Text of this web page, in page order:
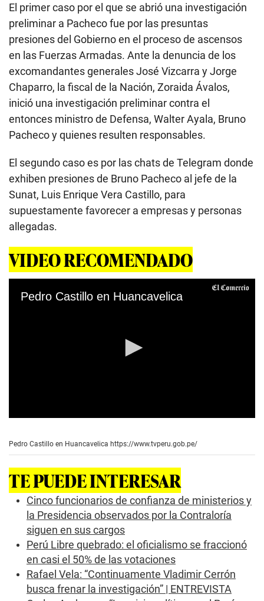
El primer caso por el que se abrió una investigación
preliminar a Pacheco fue por las presuntas
presiones del Gobierno en el proceso de ascensos
en las Fuerzas Armadas. Ante la denuncia de los
excomandantes generales José Vizcarra y Jorge
Chaparro, la fiscal de la Nación, Zoraida Ávalos,
inició una investigación preliminar contra el
entonces ministro de Defensa, Walter Ayala, Bruno
Pacheco y quienes resulten responsables.
El segundo caso es por las chats de Telegram donde
exhiben presiones de Bruno Pacheco al jefe de la
Sunat, Luis Enrique Vera Castillo, para
supuestamente favorecer a empresas y personas
allegadas.
VIDEO RECOMENDADO
Pedro Castillo en Huancavelica
e
n
d
s
Pedro Castillo en Huancavelica https://www.tvperu.gob.pe/
TE PUEDE INTERESAR
Cinco funcionarios de confianza de ministerios y
la Presidencia observados por la Contraloría
siguen en sus cargos
Perú Libre quebrado: el oficialismo se fraccionó
en casi el 50% de las votaciones
Rafael Vela: “Continuamente Vladimir Cerrón
busca frenar la investigación” | ENTREVISTA